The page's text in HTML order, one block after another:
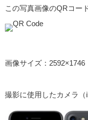
この写真画像のQRコー
画像サイズ：2592×1746
撮影に使用したカメラ（